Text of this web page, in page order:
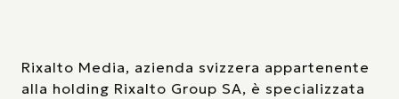
Rixalto Media, azienda svizzera appartenente
alla holding Rixalto Group SA, è specializzata